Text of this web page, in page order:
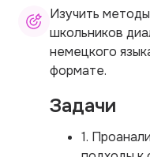
Изучить
школьников
немецкого
формате.
Задачи
1.